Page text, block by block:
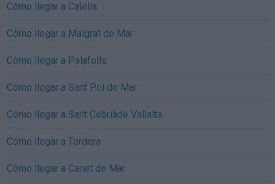
Cómo llegar a Calella
Cómo llegar a Malgrat de Mar
Cómo llegar a Palafolls
Cómo llegar a Sant Pol de Mar
Cómo llegar a Sant Cebriàde Vallalta
Cómo llegar a Tordera
Cómo llegar a Canet de Mar